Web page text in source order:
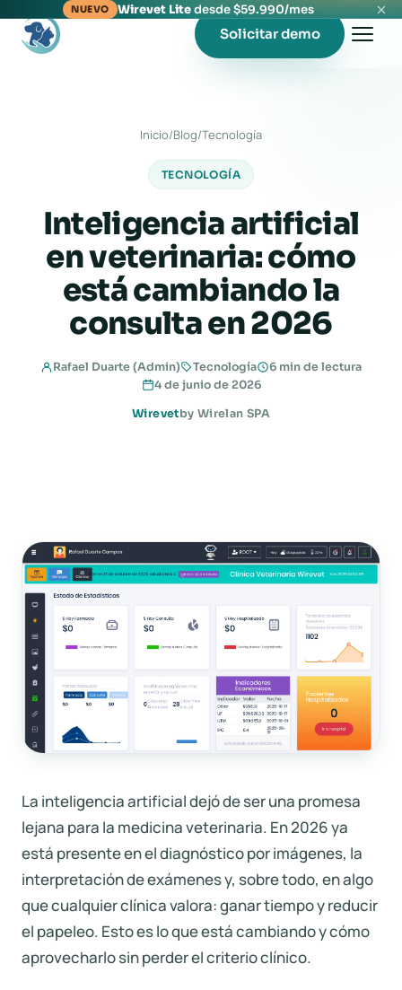
NUEVO Wirevet Litedesde $59.990/mes
Solicitar demo
Inicio/Blog/Tecnología
TECNOLOGÍA
Inteligencia artificial
en veterinaria: cómo
está cambiando la
consulta en 2026
Rafael Duarte (Admin) Tecnología
6 min de lectura
4 de junio de 2026
Wirevetby Wirelan SPA
La inteligencia artificial dejó de ser una promesa
lejana para la medicina veterinaria. En 2026 ya
está presente en el diagnóstico por imágenes, la
interpretación de exámenes y, sobre todo, en algo
que cualquier clínica valora: ganar tiempo y reducir
el papeleo. Esto es lo que está cambiando y cómo
aprovecharlo sin perder el criterio clínico.